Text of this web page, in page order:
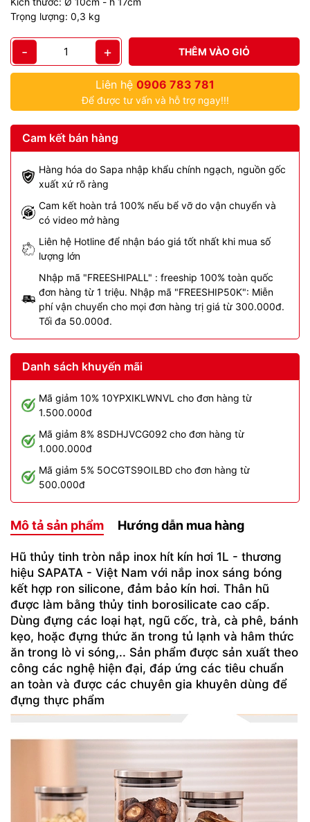
Trọng lượng: 0,3 kg
- + THÊM VÀO GIỎ
Liên hệ 0906 783 781
Để được tư vấn và hỗ trợ ngay!!!
Cam kết bán hàng
Hàng hóa do Sapa nhập khẩu chính ngạch, nguồn gốc
xuất xứ rõ ràng
Cam kết hoàn trả 100% nếu bể vỡ do vận chuyển và
có video mở hàng
Liên hệ Hotline để nhận báo giá tốt nhất khi mua số
lượng lớn
Nhập mã "FREESHIPALL" : freeship 100% toàn quốc
đơn hàng từ 1 triệu. Nhập mã "FREESHIP50K": Miễn
phí vận chuyển cho mọi đơn hàng trị giá từ 300.000đ.
Tối đa 50.000đ.
Danh sách khuyến mãi
Mã giảm 10% 10YPXIKLWNVL cho đơn hàng từ
1.500.000đ
Mã giảm 8% 8SDHJVCG092 cho đơn hàng từ
1.000.000đ
Mã giảm 5% 5OCGTS9OILBD cho đơn hàng từ
500.000đ
Mô tả sản phẩm Hướng dẫn mua hàng
Hũ thủy tinh tròn nắp inox hít kín hơi 1L - thương
hiệu SAPATA - Việt Nam với nắp inox sáng bóng
kết hợp ron silicone, đảm bảo kín hơi. Thân hũ
được làm bằng thủy tinh borosilicate cao cấp.
Dùng đựng các loại hạt, ngũ cốc, trà, cà phê, bánh
kẹo, hoặc đựng thức ăn trong tủ lạnh và hâm thức
ăn trong lò vi sóng,.. Sản phẩm được sản xuất theo
công các nghệ hiện đại, đáp ứng các tiêu chuẩn
an toàn và được các chuyên gia khuyên dùng để
đựng thực phẩm